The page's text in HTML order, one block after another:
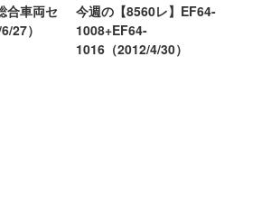
合車両セ
27）
今週の【8560レ】EF64-
1008+EF64-
1016（2012/4/30）